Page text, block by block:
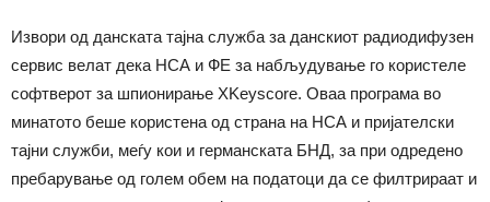
Извори од данската тајна служба за данскиот радиодифузен
сервис велат дека НСА и ФЕ за набљудување го користеле
софтверот за шпионирање XKeyscore. Оваа програма во
минатото беше користена од страна на НСА и пријателски
тајни служби, меѓу кои и германската БНД, за при одредено
пребарување од голем обем на податоци да се филтрираат и